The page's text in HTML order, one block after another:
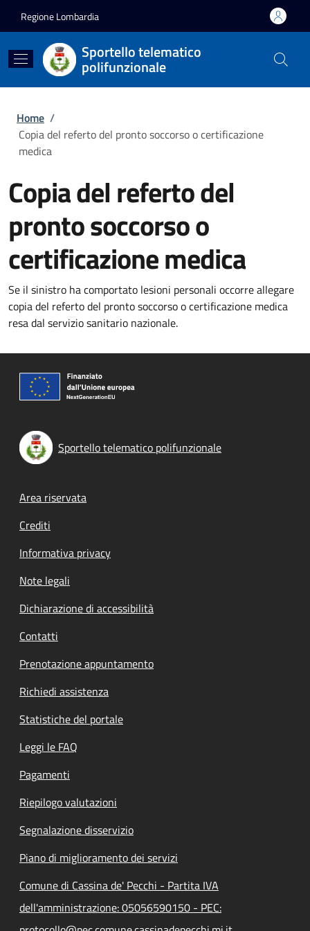
Regione Lombardia
Sportello telematico
polifunzionale
Briciole di pane
Home /
Copia del referto del pronto soccorso o certificazione
medica
Copia del referto del
pronto soccorso o
certificazione medica
Se il sinistro ha comportato lesioni personali occorre allegare
copia del referto del pronto soccorso o certificazione medica
resa dal servizio sanitario nazionale.
Sportello telematico polifunzionale
Footer menu
Area riservata
Crediti
Informativa privacy
Note legali
Dichiarazione di accessibilità
Contatti
Prenotazione appuntamento
Richiedi assistenza
Statistiche del portale
Leggi le FAQ
Pagamenti
Riepilogo valutazioni
Segnalazione disservizio
Piano di miglioramento dei servizi
Comune di Cassina de' Pecchi - Partita IVA
dell'amministrazione: 05056590150 - PEC: